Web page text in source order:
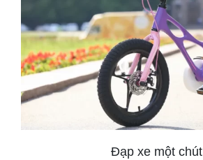
Đạp xe một chút